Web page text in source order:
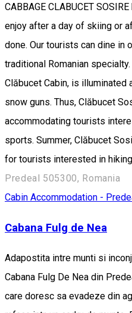
CABBAGE CLABUCET
enjoy after a day of skiing or
done. Our tourists can dine in
traditional Romanian
Clăbucet Cabin, is illuminated
snow guns. Thus, Clăbucet
accommodating tourists
sports. Summer, Clăbucet
for tourists interested in
Predeal 505300, Romania
Cabin Accommodation -
Cabana Fulg de Nea
Adapostita intre munti si
Cabana Fulg De Nea din
care doresc sa evadeze din